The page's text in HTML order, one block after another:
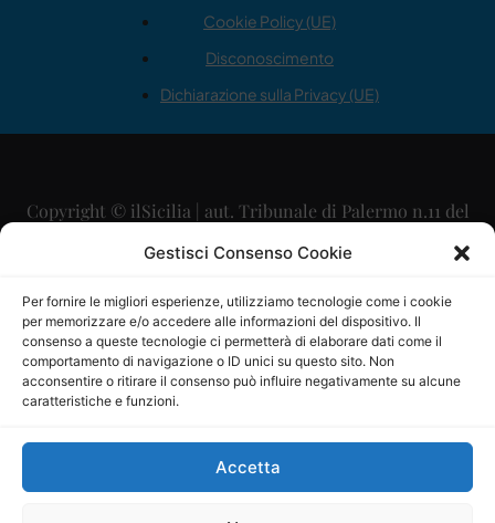
Gestisci Consenso Cookie
Per fornire le migliori esperienze, utilizziamo tecnologie come i cookie
per memorizzare e/o accedere alle informazioni del dispositivo. Il
consenso a queste tecnologie ci permetterà di elaborare dati come il
comportamento di navigazione o ID unici su questo sito. Non
acconsentire o ritirare il consenso può influire negativamente su alcune
caratteristiche e funzioni.
Accetta
Cookie Policy (UE)
Disconoscimento
Dichiarazione sulla Privacy (UE)
Copyright © ilSicilia | aut. Tribunale di Palermo n.11 del
29/09/2015
Direttore Editoriale: Maurizio Scaglione
Direttore Responsabile: Maria Calabrese
P.IVA: 06334930820
Mercurio Comunicazione Società Cooperativa a r.l. è